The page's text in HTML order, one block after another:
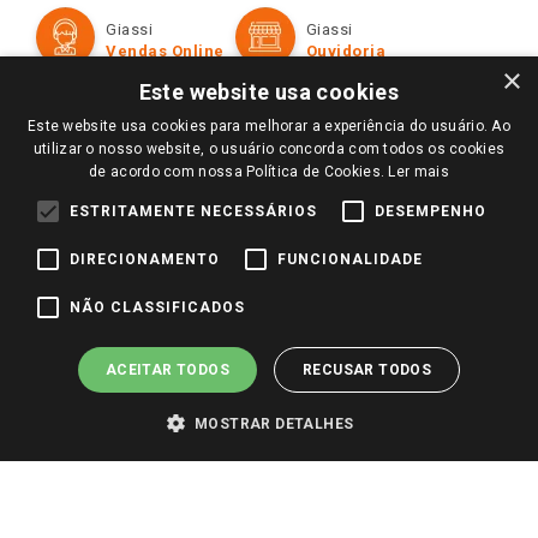
Televendas
Perguntas frequentes
Trabalhe Conosco
Identidade Visual
Formas de Pagamento
Políticas de entrega
Trocas e Devoluções
Giassi
Vendas Online
Giassi
Ouvidoria
Redes Sociais
Pagamento e Segurança
×
Este website usa cookies
Este website usa cookies para melhorar a experiência do usuário. Ao
utilizar o nosso website, o usuário concorda com todos os cookies
de acordo com nossa Política de Cookies. Ler mais
ESTRITAMENTE NECESSÁRIOS DESEMPENHO
DIRECIONAMENTO FUNCIONALIDADE
NÃO CLASSIFICADOS
ACEITAR TODOS RECUSAR TODOS
MOSTRAR DETALHES